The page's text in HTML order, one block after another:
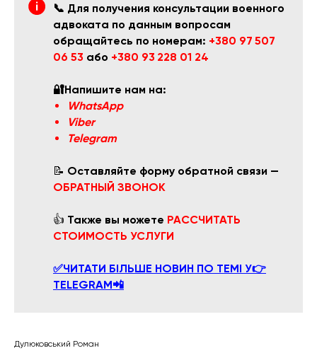
📞 Для получения консультации военного
адвоката по данным вопросам
обращайтесь по номерам: +380 97 507
06 53 або +380 93 228 01 24
🔐Напишите нам на:
WhatsApp
Viber
Telegram
📝 Оставляйте форму обратной связи —
ОБРАТНЫЙ ЗВОНОК
👍 Также вы можете РАССЧИТАТЬ
СТОИМОСТЬ УСЛУГИ
✅ЧИТАТИ БІЛЬШЕ НОВИН ПО ТЕМІ У👉
TELEGRAM📲
Дулюковський Роман